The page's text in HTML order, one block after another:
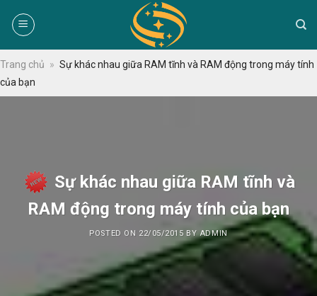
Trang chủ » Sự khác nhau giữa RAM tĩnh và RAM động trong máy tính
của bạn
Sự khác nhau giữa RAM tĩnh và
RAM động trong máy tính của bạn
POSTED ON 22/05/2015 BY ADMIN